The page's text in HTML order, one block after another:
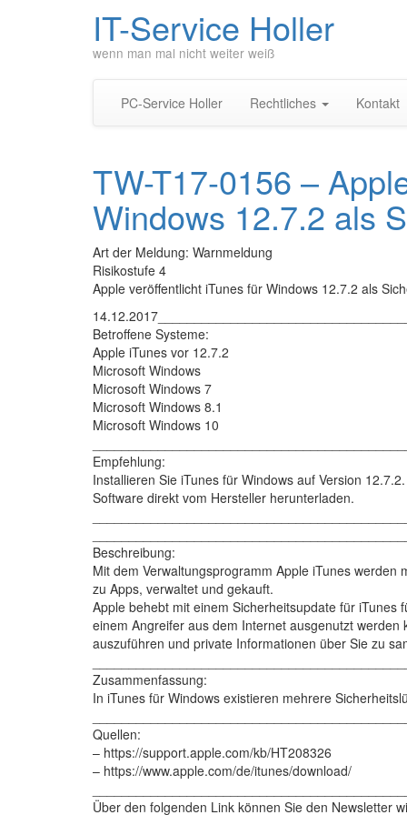
IT-Service Holler
wenn man mal nicht weiter weiß
PC-Service Holler Rechtliches Kontakt
TW-T17-0156 –
Windows 12.7.2 als
Art der Meldung: Warnmeldung
Risikostufe 4
Apple veröffentlicht iTunes für Windows 12.7.2 als
Betroffene Systeme:
Apple iTunes vor 12.7.2
Microsoft Windows
Microsoft Windows 7
Microsoft Windows 8.1
Microsoft Windows 10
Empfehlung:
Installieren Sie iTunes für Windows auf Version
Software direkt vom Hersteller herunterladen.
Beschreibung:
Mit dem Verwaltungsprogramm Apple iTunes
zu Apps, verwaltet und gekauft.
Apple behebt mit einem Sicherheitsupdate für iTunes
einem Angreifer aus dem Internet ausgenutzt
auszuführen und private Informationen über Sie zu
Zusammenfassung:
In iTunes für Windows existieren mehrere
Quellen:
– https://support.apple.com/kb/HT208326
– https://www.apple.com/de/itunes/download/
Über den folgenden Link können Sie den Newsletter